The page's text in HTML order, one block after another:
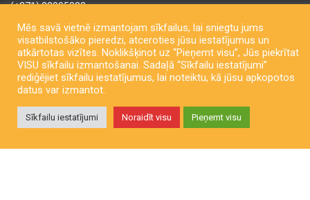
(+371) 22005822
rotkomuzejs@daugavpils.lv
Mihaila iela 3, Daugavpils,
LV-5401, Latvija
Copyright © Daugavpils City Municipality Institution Rothko Museum
Mēs savā vietnē izmantojam sīkfailus, lai sniegtu jums
visatbilstošāko pieredzi, atceroties jūsu iestatījumus un
atkārtotas vizītes. Noklikšķinot uz “Pieņemt visu”, Jūs piekrītat
VISU sīkfailu izmantošanai. Sadaļā “Sīkfailu iestatījumi”
rediģējiet sīkfailu iestatījumus, lai noteiktu, kā jūsu apkopotos
datus var izmantot.
Sīkfailu iestatījumi Noraidīt visu Pieņemt visu